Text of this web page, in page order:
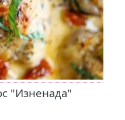
"Изненада"